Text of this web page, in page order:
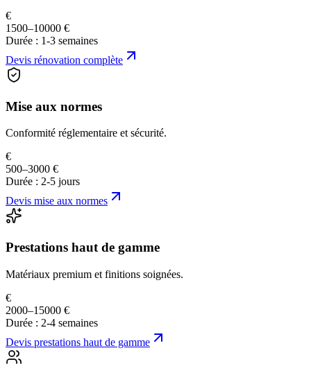
€
1500–10000 €
Durée : 1-3 semaines
Devis rénovation complète
Mise aux normes
Conformité réglementaire et sécurité.
€
500–3000 €
Durée : 2-5 jours
Devis mise aux normes
Prestations haut de gamme
Matériaux premium et finitions soignées.
€
2000–15000 €
Durée : 2-4 semaines
Devis prestations haut de gamme